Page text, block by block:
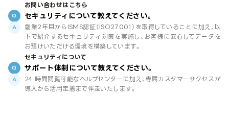
お問い合わせはこちら
セキュリティについて教えてください。
創業2年目からISMS認証（ISO27001）を取得していることに加え、以
下で紹介するセキュリティ対策を実施し、お客様に安心してデータを
お預けいただける環境を構築しています。
セキュリティについて
サポート体制について教えてください。
24 時間閲覧可能なヘルプセンターに加え、専属カスタマーサクセスが
導入から活用定着まで伴走いたします。